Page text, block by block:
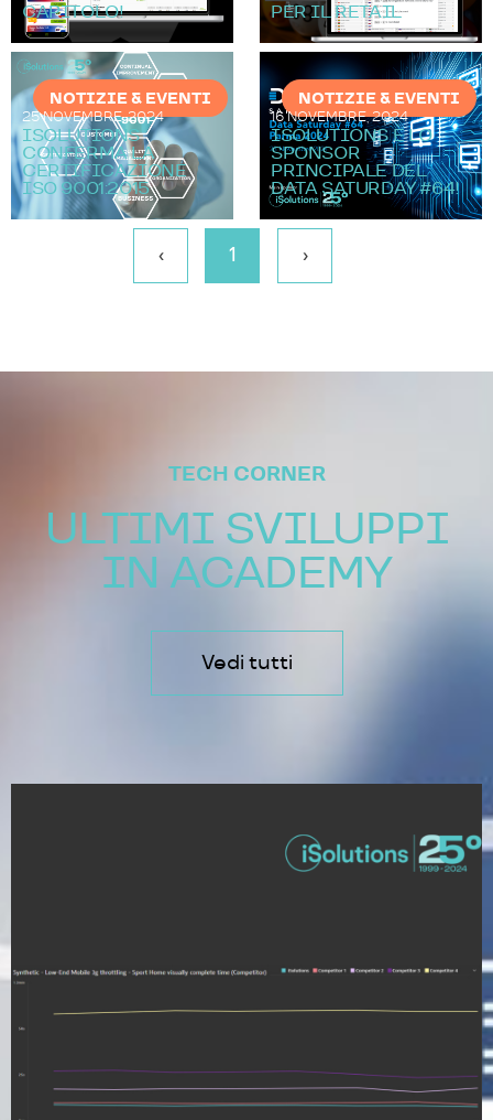
CAPITOLO!
PER IL RETAIL
NOTIZIE & EVENTI
25 NOVEMBRE, 2024
ISOLUTIONS
CONFERMA LA
CERTIFICAZIONE
ISO 9001:2015
NOTIZIE & EVENTI
16 NOVEMBRE, 2024
ISOLUTIONS È LO
SPONSOR
PRINCIPALE DEL
DATA SATURDAY #64!
‹ 1 ›
TECH CORNER
ULTIMI SVILUPPI
IN ACADEMY
Vedi tutti